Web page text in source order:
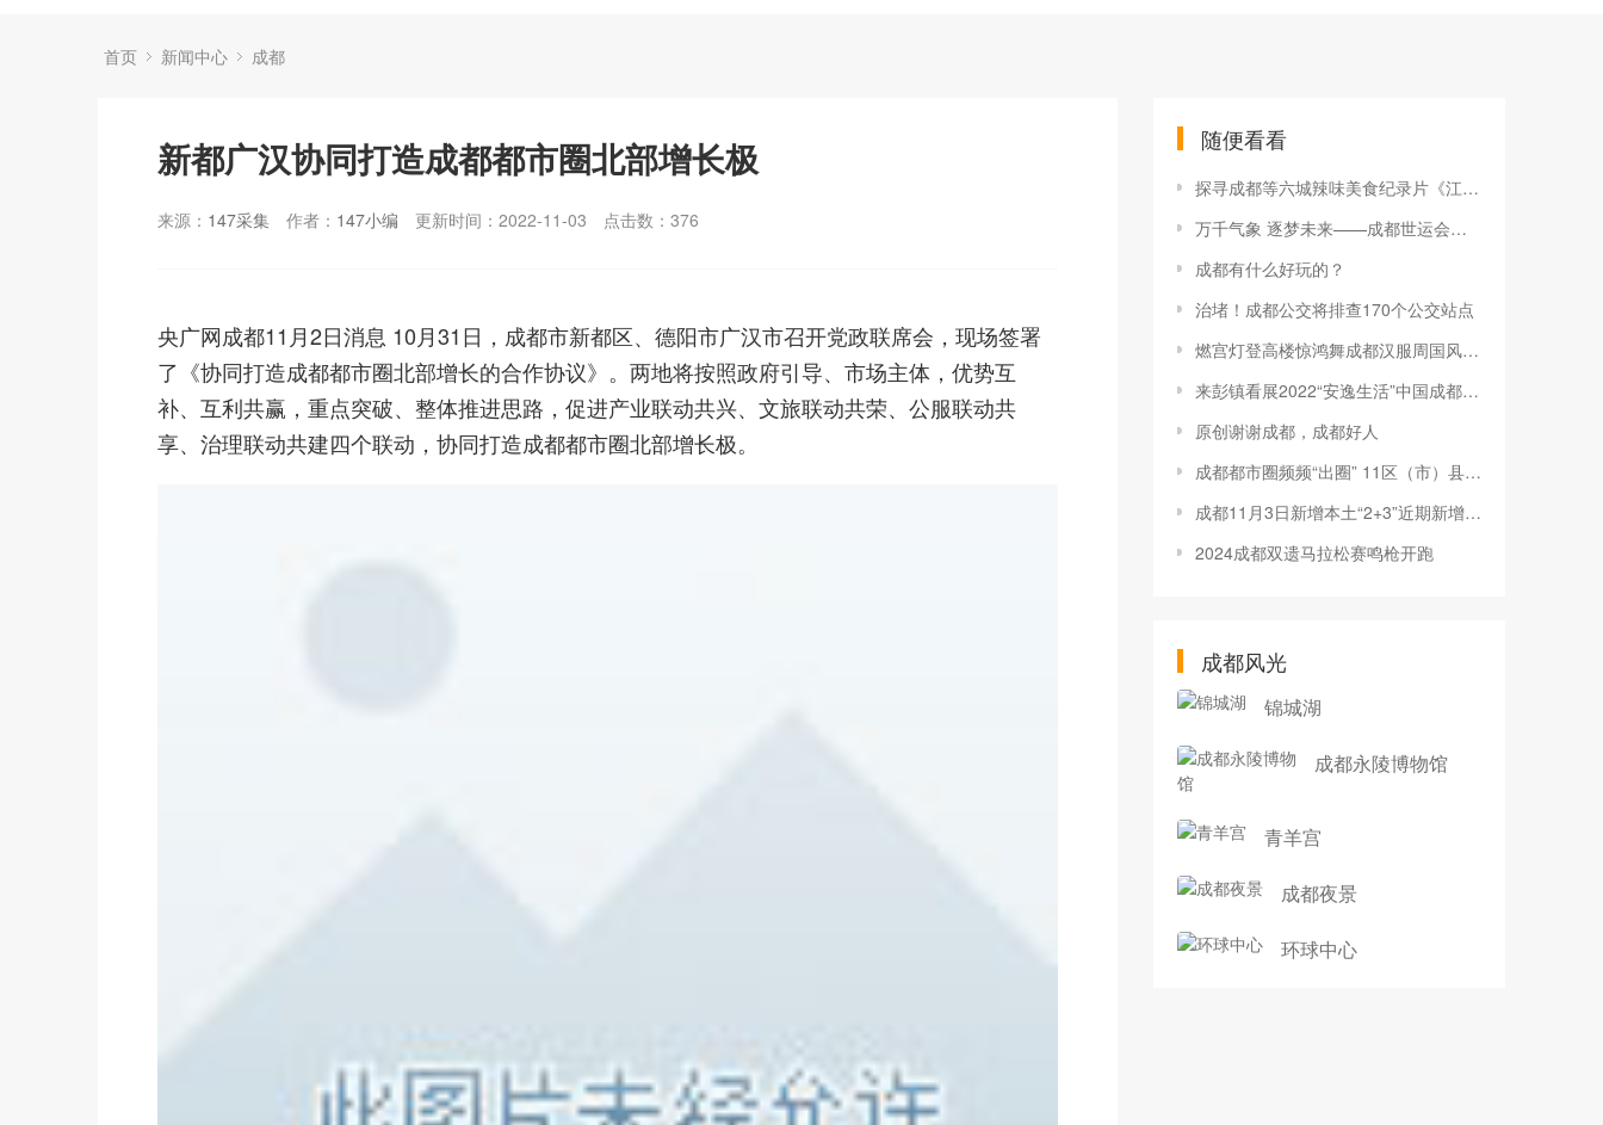
首页 新闻中心 成都
新都广汉协同打造成都都市圈北部增长极
来源： 147采集 作者： 147小编 更新时间：2022-11-03 点击数： 376
央广网成都11月2日消息 10月31日，成都市新都区、德阳市广汉市召开党政联席会，现场签署
了《协同打造成都都市圈北部增长的合作协议》。两地将按照政府引导、市场主体，优势互
补、互利共赢，重点突破、整体推进思路，促进产业联动共兴、文旅联动共荣、公服联动共
享、治理联动共建四个联动，协同打造成都都市圈北部增长极。
随便看看
探寻成都等六城辣味美食纪录片《江湖菜馆3》上线啦
万千气象 逐梦未来——成都世运会开幕式侧记
成都有什么好玩的？
治堵！成都公交将排查170个公交站点
燃宫灯登高楼惊鸿舞成都汉服周国风演绎“梦回锦官城”图集
来彭镇看展2022“安逸生活”中国成都·彭镇摄影周开展了！
原创谢谢成都，成都好人
成都都市圈频频“出圈” 11区（市）县入围全国投资潜力百强
成都11月3日新增本土“2+3”近期新增感染者在蓉轨迹公布
2024成都双遗马拉松赛鸣枪开跑
成都风光
锦城湖
成都永陵博物馆
青羊宫
成都夜景
环球中心